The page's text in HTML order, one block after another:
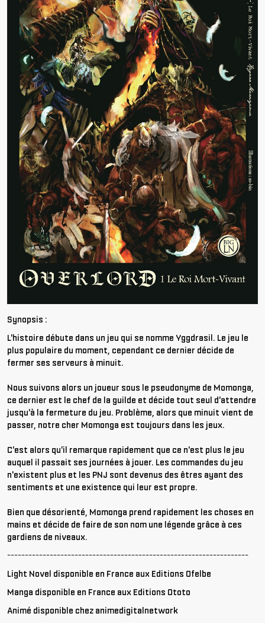
Synopsis :
L'histoire débute dans un jeu qui se nomme Yggdrasil. Le jeu le
plus populaire du moment, cependant ce dernier décide de
fermer ses serveurs à minuit.
Nous suivons alors un joueur sous le pseudonyme de Momonga,
ce dernier est le chef de la guilde et décide tout seul d'attendre
jusqu'à la fermeture du jeu. Problème, alors que minuit vient de
passer, notre cher Momonga est toujours dans les jeux.
C'est alors qu'il remarque rapidement que ce n'est plus le jeu
auquel il passait ses journées à jouer. Les commandes du jeu
n'existent plus et les PNJ sont devenus des êtres ayant des
sentiments et une existence qui leur est propre.
Bien que désorienté, Momonga prend rapidement les choses en
mains et décide de faire de son nom une légende grâce à ces
gardiens de niveaux.
--------------------------------------------------------------------
Light Novel disponible en France aux Editions Ofelbe
Manga disponible en France aux Editions Ototo
Animé disponible chez animedigitalnetwork